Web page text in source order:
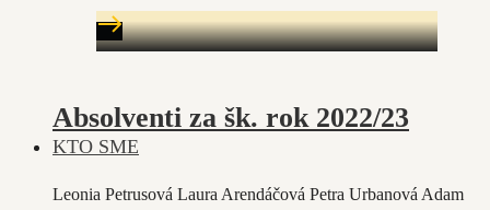
KTO SME
Absolventi za šk. rok 2022/23
Leonia Petrusová Laura Arendáčová Petra Urbanová Adam